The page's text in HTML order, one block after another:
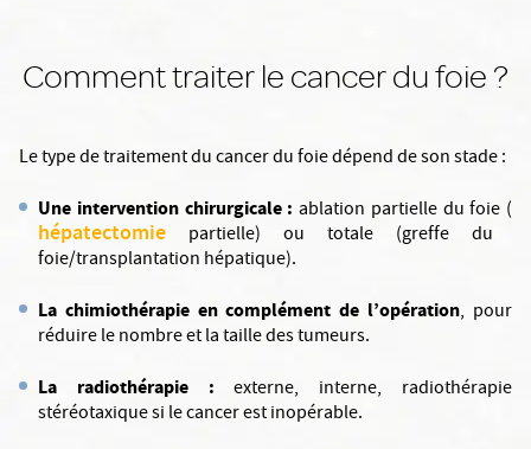
Comment traiter le cancer du foie ?
Le type de traitement du cancer du foie dépend de son stade :
Une intervention chirurgicale : ablation partielle du foie (
hépatectomie partielle) ou totale (greffe du
foie/transplantation hépatique).
La chimiothérapie en complément de l’opération, pour
réduire le nombre et la taille des tumeurs.
La radiothérapie :externe, interne, radiothérapie
stéréotaxique si le cancer est inopérable.